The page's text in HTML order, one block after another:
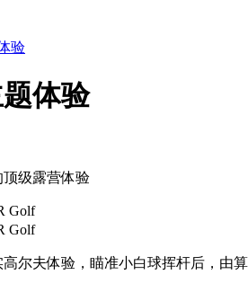
验
体验
级露营体验
Golf
Golf
尔夫体验，瞄准小白球挥杆后，由